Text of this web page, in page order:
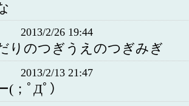
2013/2/26 19:44
りのつぎうえのつぎみぎ
2013/2/13 21:47
(；ﾟДﾟ）